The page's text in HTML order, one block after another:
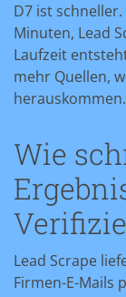
D7 ist
Minuten, Lead
Laufzeit
mehr Quellen,
herauskommen.
Wie
Lead Scrape
Firmen-E-Mails